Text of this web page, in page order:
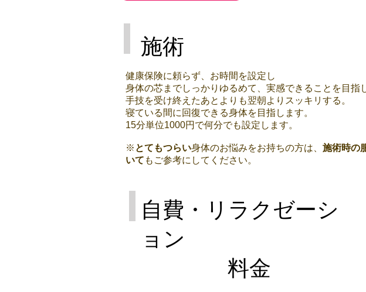
施術
健康保険に頼らず、お時間を設定し
身体の芯までしっかりゆるめて、実感できることを目指
手技を受け終えたあとよりも翌朝よりスッキリする。
寝ている間に回復できる身体を目指します。
15分単位1000円で何分でも設定します。​
​※ とてもつらい身体のお悩みをお持ちの方は、 施術時の
いて もご参考にしてください。
自費・リラクゼーシ
ョン
料金